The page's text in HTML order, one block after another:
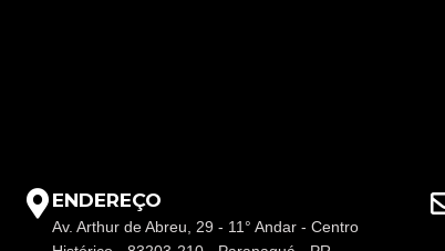
ENDEREÇO
Av. Arthur de Abreu, 29 - 11° Andar - Centro